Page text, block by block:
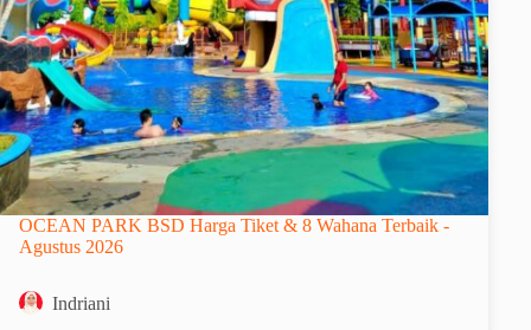
OCEAN PARK BSD Harga Tiket & 8 Wahana Terbaik -
Agustus 2026
Indriani